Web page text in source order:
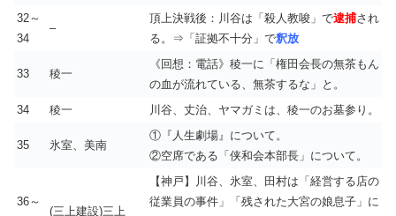
32～
34
–
頂上決戦後：川谷は「殺人教唆」で逮捕され
る。⇒「証拠不十分」で釈放
33 稜一
《回想：電話》稜一に「権田会長の無茶もん
の血が流れている、無茶するな」と。
34
稜一 川谷、丈治、ヤマガミは、稜一のお墓参り。
35 氷室、美南
①『人生劇場』について。
②空席である「侠和会本部長」について。
36～
(三上建設)三上
【神戸】川谷、氷室、田村は「経営する店の
従業員の事件」「残された大宮の娘息子」に